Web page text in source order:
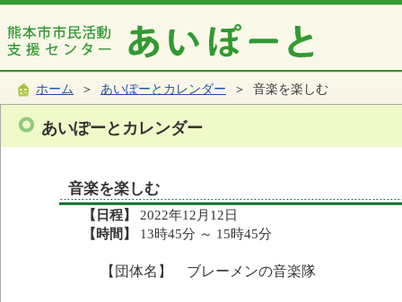
ホーム ＞ あいぽーとカレンダー ＞ 音楽を楽しむ
あいぽーとカレンダー
音楽を楽しむ
【日程】
2022年12月12日
【時間】
13時45分 ～ 15時45分
【団体名】 ブレーメンの音楽隊